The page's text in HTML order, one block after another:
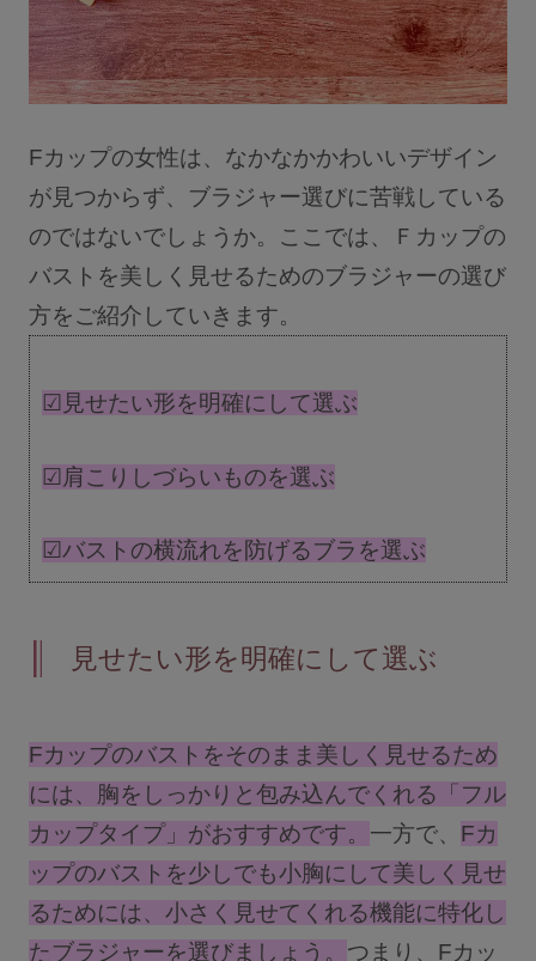
HELP
よくある質問・お問い合わせ
サイズガイド
ショッピングガイド
着用方法
洗濯方法
INFORMATION
お知らせ
Angellir blog
insta
gra
twitt
er
LIN
E
Fカップの女性は、なかなかかわいいデザイン
が見つからず、ブラジャー選びに苦戦している
のではないでしょうか。ここでは、Ｆカップの
バストを美しく見せるためのブラジャーの選び
方をご紹介していきます。
☑見せたい形を明確にして選ぶ
☑肩こりしづらいものを選ぶ
☑バストの横流れを防げるブラを選ぶ
見せたい形を明確にして選ぶ
Fカップのバストをそのまま美しく見せるため
には、胸をしっかりと包み込んでくれる「フル
カップタイプ」がおすすめです。 一方で、 Fカ
ップのバストを少しでも小胸にして美しく見せ
るためには、小さく見せてくれる機能に特化し
たブラジャーを選びましょう。 つまり、Fカッ